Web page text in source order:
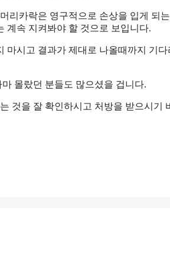
리카락은 영구적으로 손상을 입게 되
계속 지켜봐야 할 것으로 보입니다.
시고 결과가 제대로 나올때까지 기다
몰랐던 분들도 많으셨을 겁니다.
것을 잘 확인하시고 처방을 받으시기